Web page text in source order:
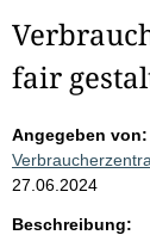
fair
Angegeben von:
27.06.2024
Beschreibung: